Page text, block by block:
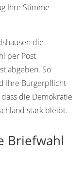
Ihre Stimme
die
per Post
abgeben. So
Ihre Bürgerpflicht
die Demokratie
stark bleibt.
Briefwahl